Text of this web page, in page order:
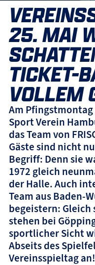
25. MAI
TICKET-
VOLLEM
Am
Sport Verein
das Team von
Gäste sind nicht
Begriff: Denn sie
1972 gleich
der Halle. Auch
Team aus Baden-
begeistern: Gleich
stehen bei
sportlicher Sicht
Abseits des
Vereinsspieltag an!